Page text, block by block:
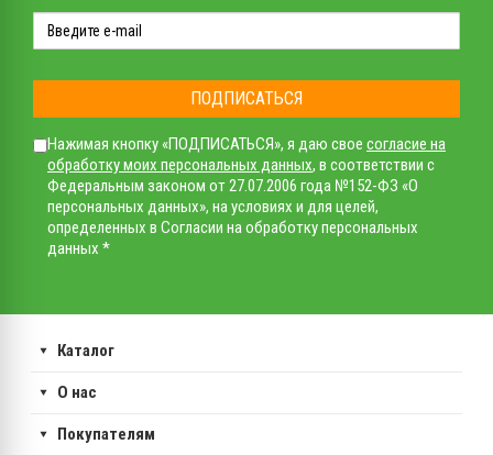
ПОДПИСАТЬСЯ
Нажимая кнопку «ПОДПИСАТЬСЯ», я даю свое согласие на
обработку моих персональных данных, в соответствии с
Федеральным законом от 27.07.2006 года №152-ФЗ «О
персональных данных», на условиях и для целей,
определенных в Согласии на обработку персональных
данных *
Каталог
О нас
Покупателям